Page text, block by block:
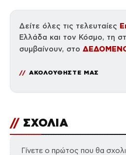
Δείτε όλες τις τελευταίες
Ελλάδα και τον Κόσμο, τη
συμβαίνουν, στο
ΑΚΟΛΟΥΘΗΣΤΕ ΜΑΣ
// ΣΧΟΛΙΑ
Γίνετε ο πρώτος που θα